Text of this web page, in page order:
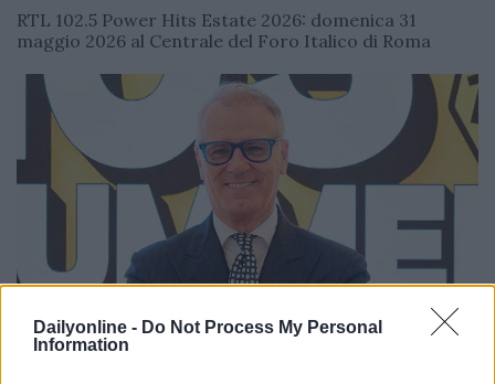
Dailyonline - Do Not Process My Personal
Information
RTL 102.5 Power Hits Estate 2026: domenica 31
maggio 2026 al Centrale del Foro Italico di Roma